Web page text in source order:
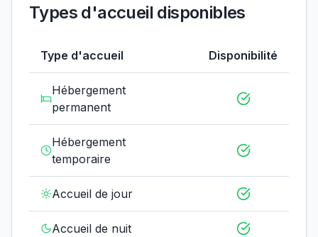
Types d'accueil disponibles
Type d'accueil Disponibilité
Hébergement
permanent
Hébergement
temporaire
Accueil de jour
Accueil de nuit